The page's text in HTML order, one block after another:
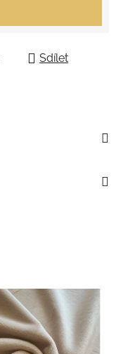
Sdílet